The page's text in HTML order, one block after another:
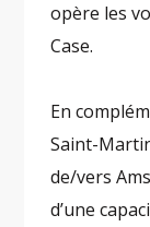
opère les
Case.
En
Saint-
de/vers
d’une